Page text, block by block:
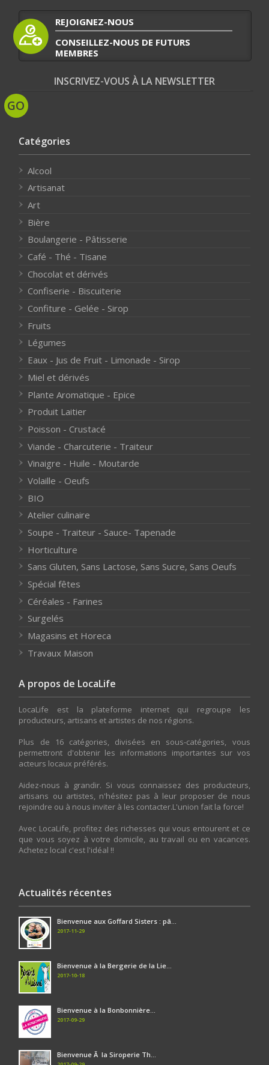
REJOIGNEZ-NOUS
CONSEILLEZ-NOUS DE FUTURS
MEMBRES
INSCRIVEZ-VOUS À LA NEWSLETTER
Catégories
Alcool
Artisanat
Art
Bière
Boulangerie - Pâtisserie
Café - Thé - Tisane
Chocolat et dérivés
Confiserie - Biscuiterie
Confiture - Gelée - Sirop
Fruits
Légumes
Eaux - Jus de Fruit - Limonade - Sirop
Miel et dérivés
Plante Aromatique - Epice
Produit Laitier
Poisson - Crustacé
Viande - Charcuterie - Traiteur
Vinaigre - Huile - Moutarde
Volaille - Oeufs
BIO
Atelier culinaire
Soupe - Traiteur - Sauce- Tapenade
Horticulture
Sans Gluten, Sans Lactose, Sans Sucre, Sans Oeufs
Spécial fêtes
Céréales - Farines
Surgelés
Magasins et Horeca
Travaux Maison
A propos de LocaLife
LocaLife est la plateforme internet qui regroupe les
producteurs, artisans et artistes de nos régions.
Plus de 16 catégories, divisées en sous-catégories, vous
permettront d'obtenir les informations importantes sur vos
acteurs locaux préférés.
Aidez-nous à grandir. Si vous connaissez des producteurs,
artisans ou artistes, n'hésitez pas à leur proposer de nous
rejoindre ou à nous inviter à les contacter.L'union fait la force!
Avec LocaLife, profitez des richesses qui vous entourent et ce
que vous soyez à votre domicile, au travail ou en vacances.
Achetez local c'est l'idéal !!
Actualités récentes
Bienvenue aux Goffard Sisters : pâ...
2017-11-29
Bienvenue à la Bergerie de la Lie...
2017-10-18
Bienvenue à la Bonbonnière...
2017-09-29
Bienvenue Ã la Siroperie Th...